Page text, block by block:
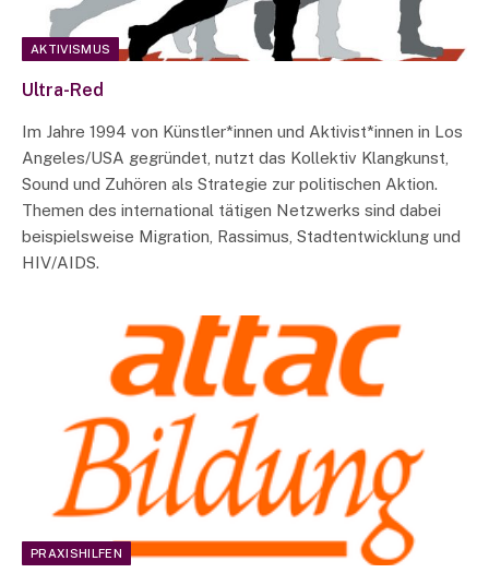
AKTIVISMUS
Ultra-Red
Im Jahre 1994 von Künstler*innen und Aktivist*innen in Los
Angeles/USA gegründet, nutzt das Kollektiv Klangkunst,
Sound und Zuhören als Strategie zur politischen Aktion.
Themen des international tätigen Netzwerks sind dabei
beispielsweise Migration, Rassimus, Stadtentwicklung und
HIV/AIDS.
PRAXISHILFEN